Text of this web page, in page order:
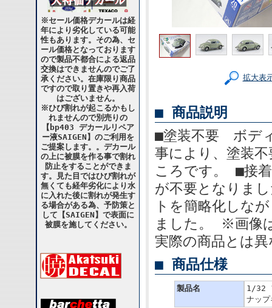
※セール価格デカールは経
年により劣化している可能
性もあります。その為、セ
ール価格となっております
ので製品不都合による返品
交換はできませんのでご了
承ください。在庫限り商品
ですので取り置きや再入荷
はございません。
※ひび割れが起こるかもし
れませんので別売りの
【bp403 デカールリペア
ー液SAIGEN】のご利用を
ご提案します。。デカール
の上に被膜を作る事で割れ
防止をすることができま
す。見た目ではひび割れが
無くても経年劣化により水
に入れた後に割れが発生す
る場合がある為、予防策と
して【SAIGEN】で表面に
被膜を施してください。
拡大表
■ 商品説明
■塗装不要 ボデ
事により、塗装
ころです。 ■接
が不要となりま
トを簡略化しな
ました。 ※画像
実際の商品とは
■ 商品仕様
製品名
1/32
ナッ